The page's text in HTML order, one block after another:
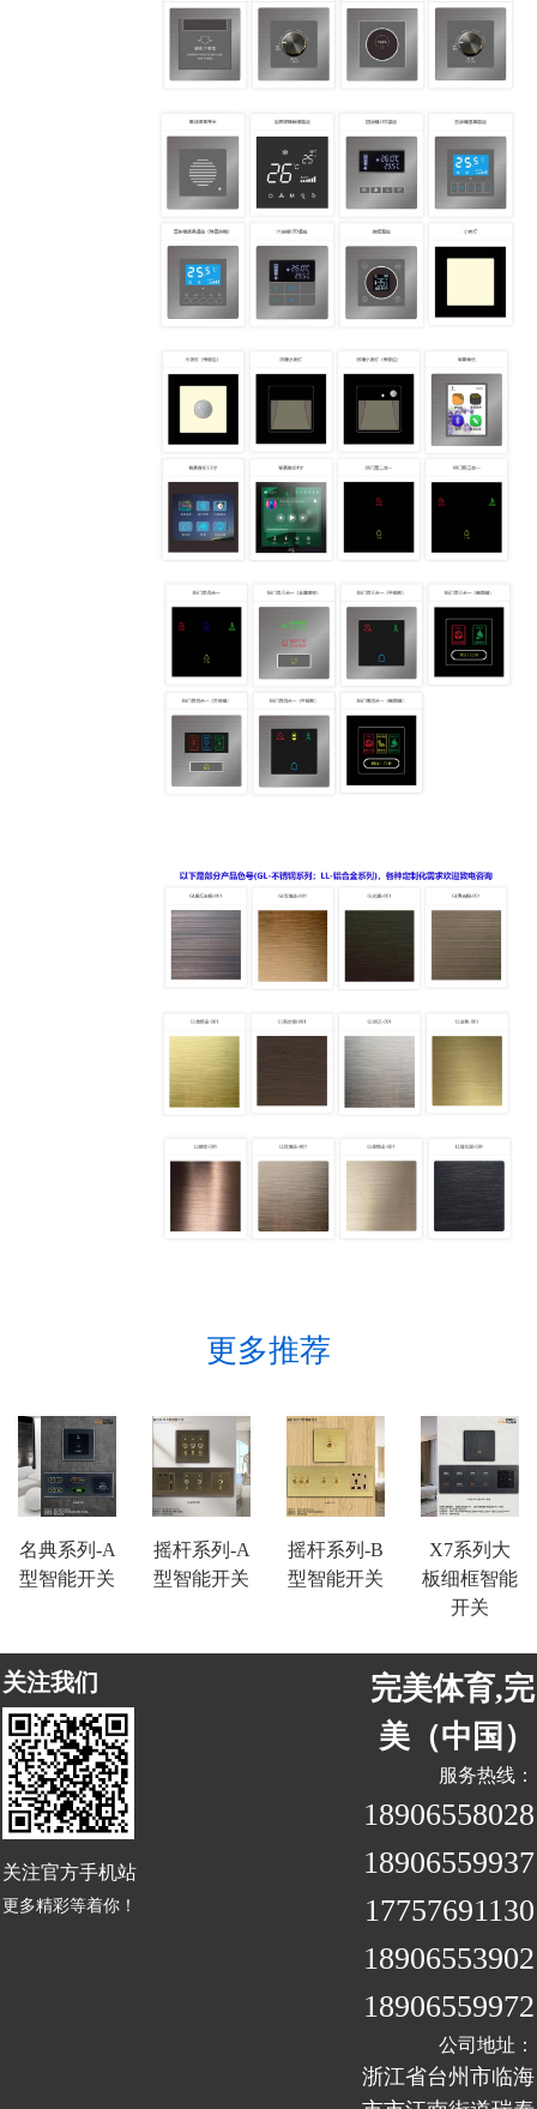
更多推荐
名典系列-A
型智能开关
摇杆系列-A
型智能开关
摇杆系列-B
型智能开关
X7系列大
板细框智能
开关
关注我们
关注官方手机站
更多精彩等着你！
完美体育,完
美（中国）
服务热线：
18906558028
18906559937
17757691130
18906553902
18906559972
公司地址：
浙江省台州市临海